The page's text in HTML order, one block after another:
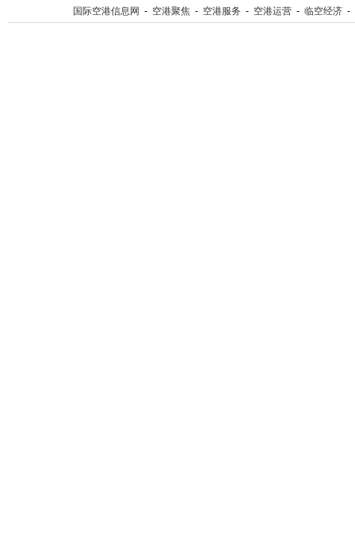
国际空港信息网 - 空港聚焦 - 空港服务 - 空港运营 - 临空经济 -